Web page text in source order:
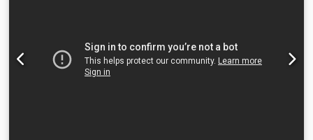
mm -Tömeg: 200 kg